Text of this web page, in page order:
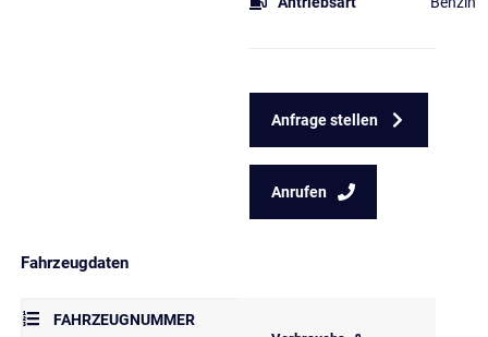
Anfrage stellen
Anrufen
Fahrzeugdaten
FAHRZEUGNUMMER